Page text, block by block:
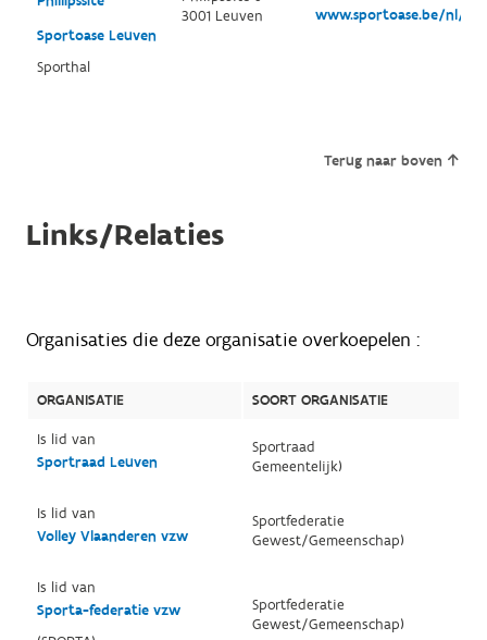
Sportoase Leuven
Sporthal
3001 Leuven
www.sportoase.be/nl/
Terug naar boven
Links/Relaties
Organisaties die deze organisatie overkoepelen :
ORGANISATIE
SOORT ORGANISATIE
Is lid van
Sportraad Leuven
Sportraad
Gemeentelijk)
Is lid van
Volley Vlaanderen vzw
Sportfederatie
Gewest/Gemeenschap)
Is lid van
Sporta-federatie vzw
Sportfederatie
Gewest/Gemeenschap)